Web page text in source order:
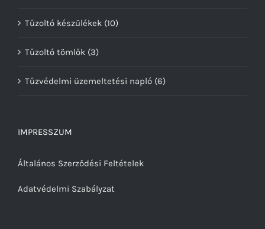
Tűzoltó készülékek (10)
Tűzoltó tömlők (3)
Tűzvédelmi üzemeltetési napló (6)
IMPRESSZUM
Általános Szerződési Feltételek
Adatvédelmi Szabályzat